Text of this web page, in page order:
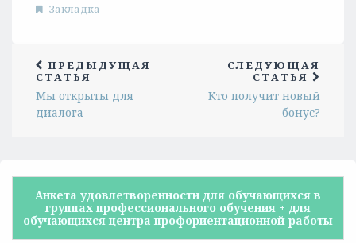
Закладка
ПРЕДЫДУЩАЯ
СТАТЬЯ
Мы открыты для
диалога
СЛЕДУЮЩАЯ
СТАТЬЯ
Кто получит новый
бонус?
Анкета удовлетворенности для обучающихся в
группах профессионального обучения + для
обучающихся центра профориентационной работы